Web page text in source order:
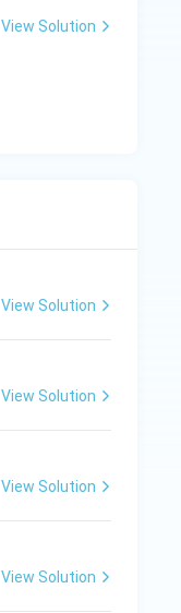
View Solution
View Solution
View Solution
View Solution
View Solution